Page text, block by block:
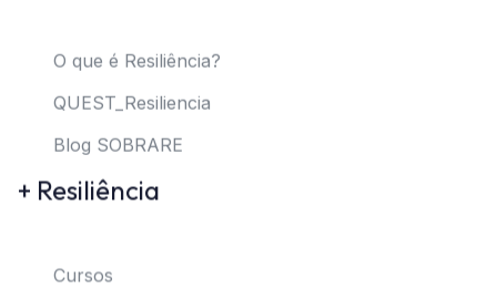
O que é Resiliência?
QUEST_Resiliencia
Blog SOBRARE
+ Resiliência
Cursos